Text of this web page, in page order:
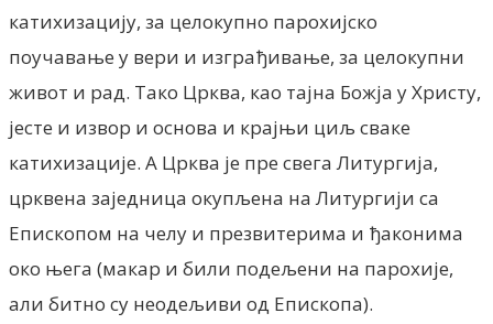
катихизацију, за целокупно парохијско
поучавање у вери и изграђивање, за целокупни
живот и рад. Тако Црква, као тајна Божја у Христу,
јесте и извор и основа и крајњи циљ сваке
катихизације. А Црква је пре свега Литургија,
црквена заједница окупљена на Литургији са
Епископом на челу и презвитерима и ђаконима
око њега (макар и били подељени на парохије,
али битно су неодељиви од Епископа).